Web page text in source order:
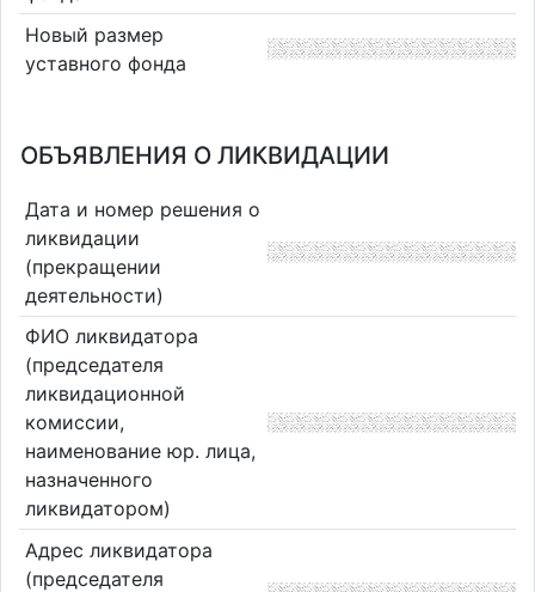
Новый размер
уставного фонда
ОБЪЯВЛЕНИЯ О ЛИКВИДАЦИИ
Дата и номер решения о
ликвидации
(прекращении
деятельности)
ФИО ликвидатора
(председателя
ликвидационной
комиссии,
наименование юр. лица,
назначенного
ликвидатором)
Адрес ликвидатора
(председателя